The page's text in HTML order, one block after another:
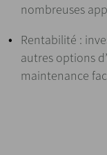
nombreuses
Rentabilité :
autres options
maintenance